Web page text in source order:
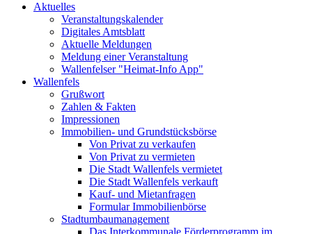
Aktuelles
Veranstaltungskalender
Digitales Amtsblatt
Aktuelle Meldungen
Meldung einer Veranstaltung
Wallenfelser "Heimat-Info App"
Wallenfels
Grußwort
Zahlen & Fakten
Impressionen
Immobilien- und Grundstücksbörse
Von Privat zu verkaufen
Von Privat zu vermieten
Die Stadt Wallenfels vermietet
Die Stadt Wallenfels verkauft
Kauf- und Mietanfragen
Formular Immobilienbörse
Stadtumbaumanagement
Das Interkommunale Förderprogramm im